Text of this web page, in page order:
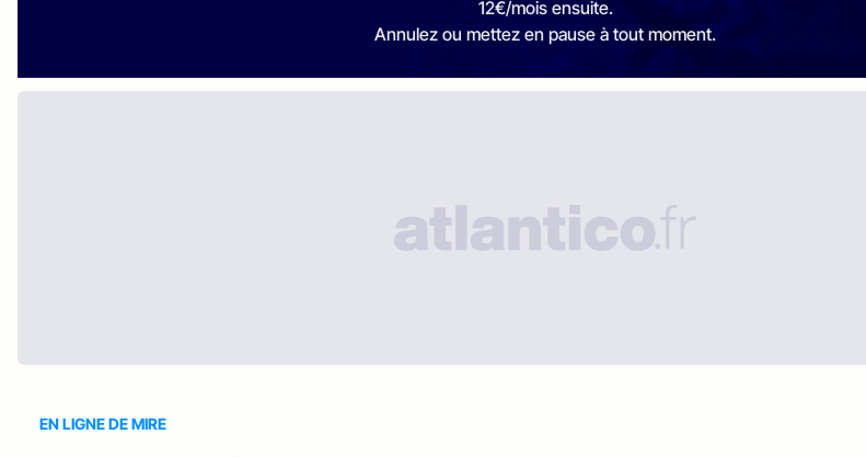
12€/mois ensuite.
Annulez ou mettez en pause à tout moment.
EN LIGNE DE MIRE